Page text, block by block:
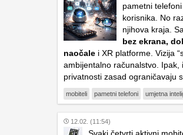
pametni
korisnika. No
njihova kraja.
bez ekrana,
naočale i XR platforme. Vizija
ambijentalno računalstvo.
privatnosti zasad ograničavaju
mobiteli pametni telefoni umjetna
12.02. (11:54)